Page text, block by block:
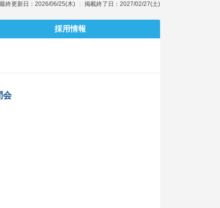
最終更新日：2026/06/25(木) 掲載終了日：2027/02/27(土)
採用情報
会